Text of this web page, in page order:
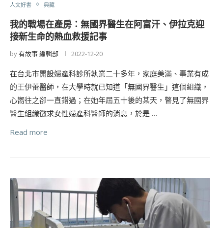
人文好書 典藏
我的戰場在產房：無國界醫生在阿富汗、伊拉克迎
接新生命的熱血救援記事
by有故事 編輯部 2022-12-20
在台北市開設婦產科診所執業二十多年，家庭美滿、事業有成
的王伊蕾醫師，在大學時就已知道「無國界醫生」這個組織，
心嚮往之卻一直錯過；在她年屆五十後的某天，瞥見了無國界
醫生組織徵求女性婦產科醫師的消息，於是 …
Read more